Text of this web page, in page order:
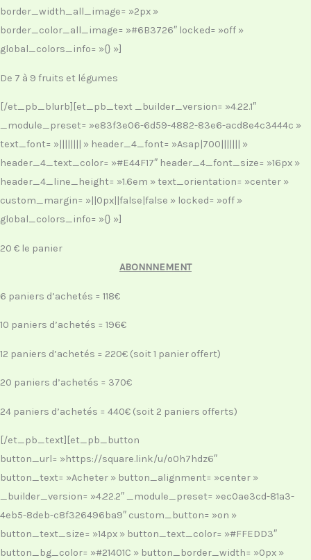
border_width_all_image= »2px »
border_color_all_image= »#6B3726″ locked= »off »
global_colors_info= »{} »]
De 7 à 9 fruits et légumes
[/et_pb_blurb][et_pb_text _builder_version= »4.22.1″
_module_preset= »e83f3e06-6d59-4882-83e6-acd8e4c3444c »
text_font= »|||||||| » header_4_font= »Asap|700||||||| »
header_4_text_color= »#E44F17″ header_4_font_size= »16px »
header_4_line_height= »1.6em » text_orientation= »center »
custom_margin= »||0px||false|false » locked= »off »
global_colors_info= »{} »]
20 € le panier
ABONNNEMENT
6 paniers d’achetés = 118€
10 paniers d’achetés = 196€
12 paniers d’achetés = 220€ (soit 1 panier offert)
20 paniers d’achetés = 370€
24 paniers d’achetés = 440€ (soit 2 paniers offerts)
[/et_pb_text][et_pb_button
button_url= »https://square.link/u/o0h7hdz6″
button_text= »Acheter » button_alignment= »center »
_builder_version= »4.22.2″ _module_preset= »ec0ae3cd-81a3-
4eb5-8deb-c8f326496ba9″ custom_button= »on »
button_text_size= »14px » button_text_color= »#FFEDD3″
button_bg_color= »#21401C » button_border_width= »0px »